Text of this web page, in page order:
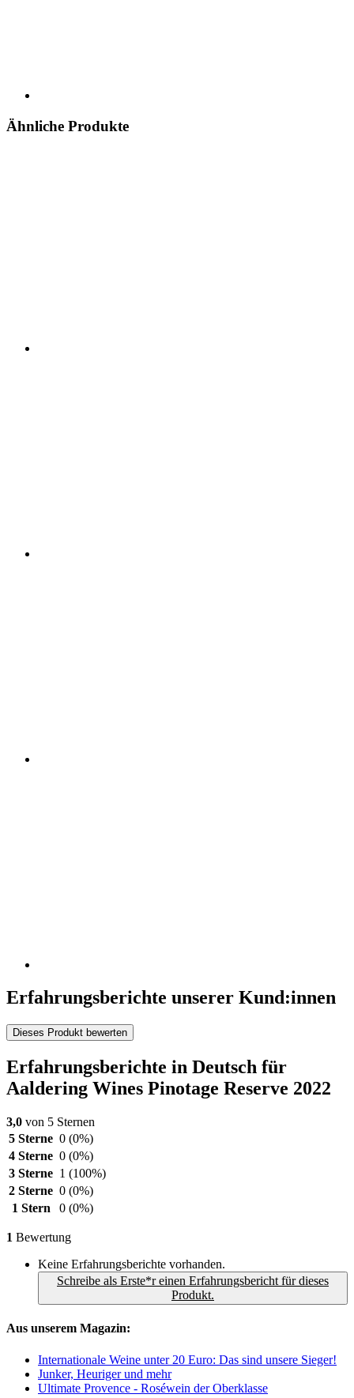
Ähnliche Produkte
Erfahrungsberichte unserer Kund:innen
Dieses Produkt bewerten
Erfahrungsberichte in Deutsch für
Aaldering Wines Pinotage Reserve 2022
3,0 von 5 Sternen
5 Sterne 0 (0%)
4 Sterne 0 (0%)
3 Sterne 1 (100%)
2 Sterne 0 (0%)
1 Stern
0 (0%)
1 Bewertung
Keine Erfahrungsberichte vorhanden.
Schreibe als Erste*r einen Erfahrungsbericht für dieses
Produkt.
Aus unserem Magazin:
Internationale Weine unter 20 Euro: Das sind unsere Sieger!
Junker, Heuriger und mehr
Ultimate Provence - Roséwein der Oberklasse